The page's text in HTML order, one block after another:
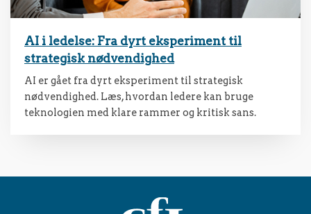
AI i ledelse: Fra dyrt eksperiment til
strategisk nødvendighed
AI er gået fra dyrt eksperiment til strategisk
nødvendighed. Læs, hvordan ledere kan bruge
teknologien med klare rammer og kritisk sans.